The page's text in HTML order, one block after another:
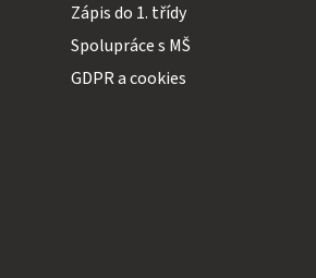
Zápis do 1. třídy
Spolupráce s MŠ
GDPR a cookies